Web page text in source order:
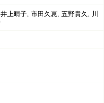
上晴子, 市田久恵, 五野貴久, 川